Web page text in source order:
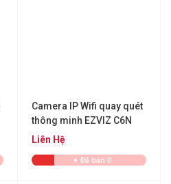
Camera IP Wifi quay quét
thông minh EZVIZ C6N
4MP
Liên Hệ
Đã bán 0